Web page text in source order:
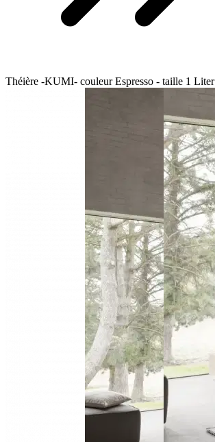
Théière -KUMI- couleur Espresso - taille 1 Liter